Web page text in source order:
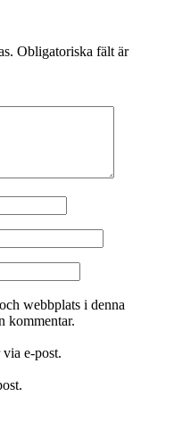
Obligatoriska fält är
webbplats i denna
kommentar.
e-post.